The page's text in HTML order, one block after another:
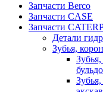
Запчасти Berco
Запчасти CASE
Запчасти
Детали
Зубья,